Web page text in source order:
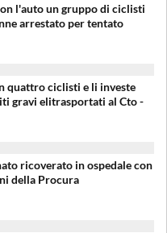
l'auto un gruppo di ciclisti
arrestato per tentato
quattro ciclisti e li investe
gravi elitrasportati al Cto -
ricoverato in ospedale con
della Procura